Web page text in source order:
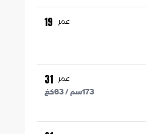
عمر 19
عمر 31
173سم /63كغ